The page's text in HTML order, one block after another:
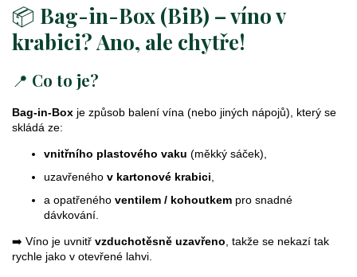
l
á
d
p
v
k
v
p
📦 Bag-in-Box (BiB) – víno v
krabici? Ano, ale chytře!
📍 Co to je?
Bag-in-Box je způsob balení vína (nebo jiných nápojů), který se
skládá ze:
vnitřního plastového vaku (měkký sáček),
uzavřeného v kartonové krabici,
a opatřeného ventilem / kohoutkem pro snadné
dávkování.
➡️ Víno je uvnitř vzduchotěsně uzavřeno, takže se nekazí tak
rychle jako v otevřené lahvi.